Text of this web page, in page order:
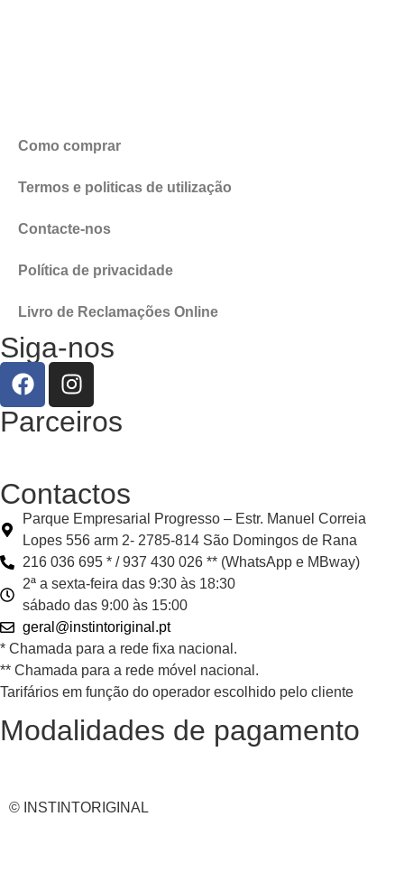
Como comprar
Termos e politicas de utilização
Contacte-nos
Política de privacidade
Livro de Reclamações Online
Siga-nos
Parceiros
Contactos
Parque Empresarial Progresso – Estr. Manuel Correia
Lopes 556 arm 2- 2785-814 São Domingos de Rana
216 036 695 * / 937 430 026 ** (WhatsApp e MBway)
2ª a sexta-feira das 9:30 às 18:30
sábado das 9:00 às 15:00
geral@instintoriginal.pt
* Chamada para a rede fixa nacional.
** Chamada para a rede móvel nacional.
Tarifários em função do operador escolhido pelo cliente
Modalidades de pagamento
© INSTINTORIGINAL